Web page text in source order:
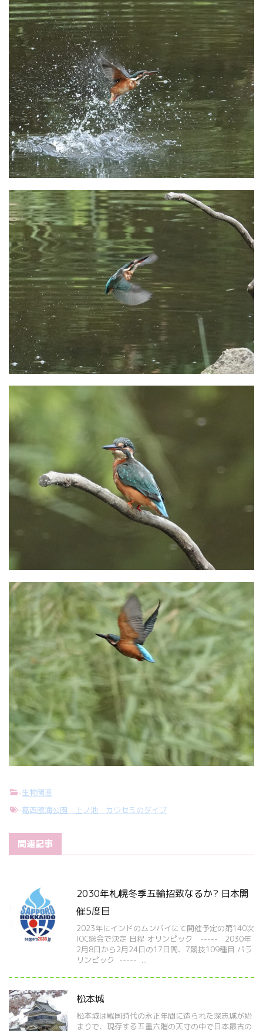
-生物関連
-葛西臨海公園 上ノ池 カワセミのダイブ
関連記事
2030年札幌冬季五輪招致なるか? 日本開
催5度目
2023年にインドのムンバイにて開催予定の第140次
IOC総会で決定 日程 オリンピック ----- 2030年
2月8日から2月24日の17日間、7競技109種目 パラ
リンピック ----- ...
松本城
松本城は戦国時代の永正年間に造られた深志城が始
まりで、現存する五重六階の天守の中で日本最古の